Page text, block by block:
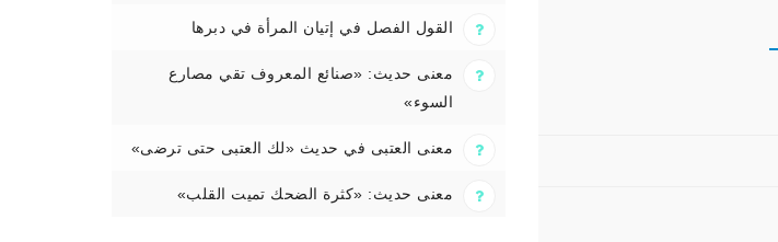
القول الفصل في إتيان المرأة في دبرها
معنى حديث: «صنائع المعروف تقي مصارع
السوء»
معنى العتبى في حديث «لك العتبى حتى ترضى»
معنى حديث: «كثرة الضحك تميت القلب»